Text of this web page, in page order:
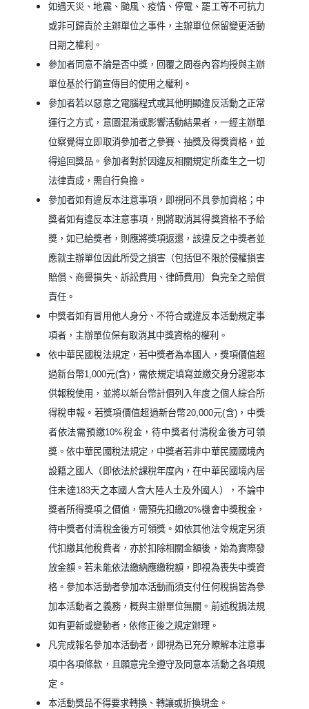
如遇天災、地震、颱風、疫情、停電、罷工等不可抗力
或非可歸責於主辦單位之事件，主辦單位保留變更活動
日期之權利。
參加者同意不論是否中獎，回覆之問卷內容均授與主辦
單位基於行銷宣傳目的使用之權利。
參加者若以惡意之電腦程式或其他明顯違反活動之正常
運行之方式，意圖混淆或影響活動結果者，一經主辦單
位察覺得立即取消參加者之參賽、抽獎及得獎資格，並
得追回獎品。參加者對於因違反相關規定所產生之一切
法律責成，需自行負擔。
參加者如有違反本注意事項，即視同不具參加資格；中
獎者如有違反本注意事項，則將取消其得獎資格不予給
獎，如已給獎者，則應將獎項返還，該違反之中獎者並
應就主辦單位因此所受之損害（包括但不限於侵權損害
賠償、商譽損失、訴訟費用、律師費用）負完全之賠償
責任。
中獎者如有冒用他人身分、不符合或違反本活動規定事
項者，主辦單位保有取消其中獎資格的權利。
依中華民國稅法規定，若中獎者為本國人，獎項價值超
過新台幣1,000元(含)，需依規定填寫並繳交身分證影本
供報稅使用，並將以新台幣計價列入年度之個人綜合所
得稅申報。若獎項價值超過新台幣20,000元(含)，中獎
者依法需預繳10%稅金，待中獎者付清稅金後方可領
獎。依中華民國稅法規定，中獎者若非中華民國國境內
設籍之國人（即依法於課稅年度內，在中華民國境內居
住未達183天之本國人含大陸人士及外國人），不論中
獎者所得獎項之價值，需預先扣繳20%機會中獎稅金，
待中獎者付清稅金後方可領獎。如依其他法令規定另須
代扣繳其他稅費者，亦於扣除相關金額後，始為實際發
放金額。若未能依法繳納應繳稅額，即視為喪失中獎資
格。參加本活動者參加本活動而須支付任何稅捐皆為參
加本活動者之義務，概與主辦單位無關。前述稅捐法規
如有更新或變動者，依修正後之規定辦理。
凡完成報名參加本活動者，即視為已充分瞭解本注意事
項中各項條款，且願意完全遵守及同意本活動之各項規
定。
本活動獎品不得要求轉換、轉讓或折換現金。